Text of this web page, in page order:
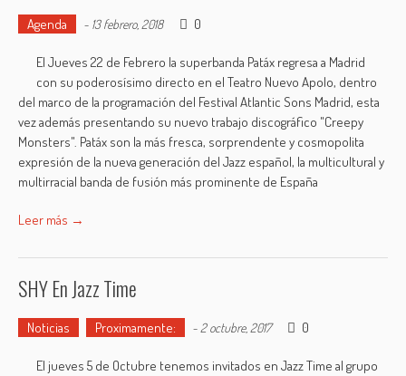
Agenda - 13 febrero, 2018 0
El Jueves 22 de Febrero la superbanda Patáx regresa a Madrid
con su poderosísimo directo en el Teatro Nuevo Apolo, dentro
del marco de la programación del Festival Atlantic Sons Madrid, esta
vez además presentando su nuevo trabajo discográfico "Creepy
Monsters". Patáx son la más fresca, sorprendente y cosmopolita
expresión de la nueva generación del Jazz español, la multicultural y
multirracial banda de fusión más prominente de España
Leer más →
SHY En Jazz Time
Noticias Proximamente: - 2 octubre, 2017 0
El jueves 5 de Octubre tenemos invitados en Jazz Time al grupo